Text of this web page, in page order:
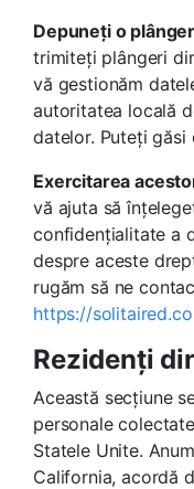
Depuneți o
trimiteți plângeri
vă gestionăm
autoritatea locală
datelor. Puteți
Exercitarea
vă ajuta să
confidențialitate a
despre aceste
rugăm să ne
https://
Rezidenți
Această secțiune
personale
Statele Unite.
California, acordă